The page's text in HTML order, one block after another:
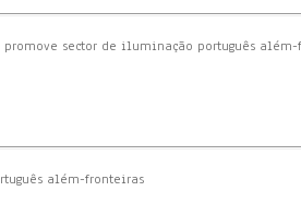
promove sector de iluminação português
além-fronteiras